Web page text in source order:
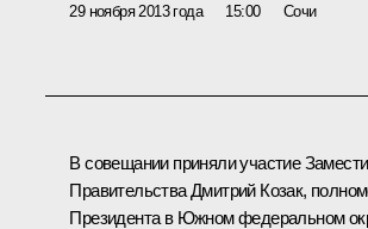
29 ноября 2013 года 15:00 Сочи
В совещании приняли участие
ПравительстваДмитрий Козак,
Президента в Южном федеральном